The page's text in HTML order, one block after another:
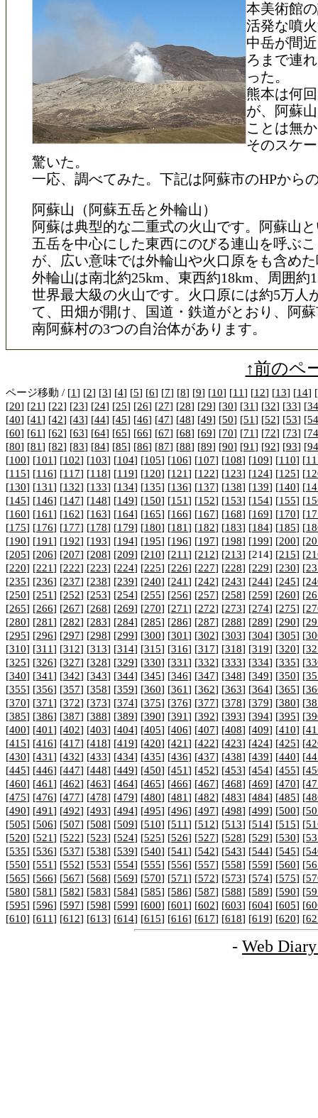
本美術館
活発な噴
中岳が間
ろまで連
った。
熊本は何
が、阿蘇
ことは無
そのスケ
驚いた。
一応、調べてみた。下記は阿蘇市のHPから
阿蘇山（阿蘇五岳と外輪山）
阿蘇は典型的な二重式の火山です。阿蘇山
五岳を中心にした東西にのびる連山を呼ぶ
が、広い意味では外輪山や火口原をも含め
外輪山は南北約25km、東西約18km、周囲約
世界最大級の火山です。火口原には約5万人
て、田畑が開け、国道・鉄道がとおり、阿
南阿蘇村の3つの自治体があります。
↑前のペ
ページ移動 / [1] [2] [3] [4] [5] [6] [7] [8] [9] [10] [11] [12] [13] [14] [
[20] [21] [22] [23] [24] [25] [26] [27] [28] [29] [30] [31] [32] [33] [34
[40] [41] [42] [43] [44] [45] [46] [47] [48] [49] [50] [51] [52] [53] [54
[60] [61] [62] [63] [64] [65] [66] [67] [68] [69] [70] [71] [72] [73] [74
[80] [81] [82] [83] [84] [85] [86] [87] [88] [89] [90] [91] [92] [93] [94
[100] [101] [102] [103] [104] [105] [106] [107] [108] [109] [110] [
[115] [116] [117] [118] [119] [120] [121] [122] [123] [124] [125] [
[130] [131] [132] [133] [134] [135] [136] [137] [138] [139] [140] [
[145] [146] [147] [148] [149] [150] [151] [152] [153] [154] [155] [
[160] [161] [162] [163] [164] [165] [166] [167] [168] [169] [170] [
[175] [176] [177] [178] [179] [180] [181] [182] [183] [184] [185] [
[190] [191] [192] [193] [194] [195] [196] [197] [198] [199] [200] [
[205] [206] [207] [208] [209] [210] [211] [212] [213] [214] [215] [
[220] [221] [222] [223] [224] [225] [226] [227] [228] [229] [230] [
[235] [236] [237] [238] [239] [240] [241] [242] [243] [244] [245] [
[250] [251] [252] [253] [254] [255] [256] [257] [258] [259] [260] [
[265] [266] [267] [268] [269] [270] [271] [272] [273] [274] [275] [
[280] [281] [282] [283] [284] [285] [286] [287] [288] [289] [290] [
[295] [296] [297] [298] [299] [300] [301] [302] [303] [304] [305] [
[310] [311] [312] [313] [314] [315] [316] [317] [318] [319] [320] [
[325] [326] [327] [328] [329] [330] [331] [332] [333] [334] [335] [
[340] [341] [342] [343] [344] [345] [346] [347] [348] [349] [350] [
[355] [356] [357] [358] [359] [360] [361] [362] [363] [364] [365] [
[370] [371] [372] [373] [374] [375] [376] [377] [378] [379] [380] [
[385] [386] [387] [388] [389] [390] [391] [392] [393] [394] [395] [
[400] [401] [402] [403] [404] [405] [406] [407] [408] [409] [410] [
[415] [416] [417] [418] [419] [420] [421] [422] [423] [424] [425] [
[430] [431] [432] [433] [434] [435] [436] [437] [438] [439] [440] [
[445] [446] [447] [448] [449] [450] [451] [452] [453] [454] [455] [
[460] [461] [462] [463] [464] [465] [466] [467] [468] [469] [470] [
[475] [476] [477] [478] [479] [480] [481] [482] [483] [484] [485] [
[490] [491] [492] [493] [494] [495] [496] [497] [498] [499] [500] [
[505] [506] [507] [508] [509] [510] [511] [512] [513] [514] [515] [
[520] [521] [522] [523] [524] [525] [526] [527] [528] [529] [530] [
[535] [536] [537] [538] [539] [540] [541] [542] [543] [544] [545] [
[550] [551] [552] [553] [554] [555] [556] [557] [558] [559] [560] [
[565] [566] [567] [568] [569] [570] [571] [572] [573] [574] [575] [
[580] [581] [582] [583] [584] [585] [586] [587] [588] [589] [590] [
[595] [596] [597] [598] [599] [600] [601] [602] [603] [604] [605] [
[610] [611] [612] [613] [614] [615] [616] [617] [618] [619] [620] [
- Web